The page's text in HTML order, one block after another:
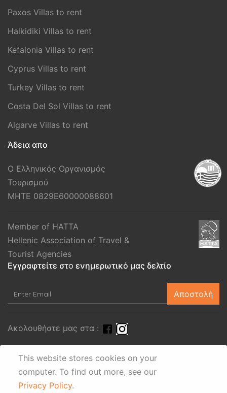
This website stores cookies on your
computer. To find out more, see our
Privacy Policy.
Paxos Villas to rent
Halkidiki Villas to rent
Kefalonia Villas to rent
Cyprus Villas to rent
Turkey Villas to rent
Costa Del Sol Villas to rent
Algarve Villas to rent
Άδεια απο
Ο Ελληνικός Οργανισμός
Τουρισμού
MHTE 0829E60000088601
Member of HATTA
Hellenic Association of Travel &
Tourist Agencies
Εγγραφτείτε στo ενημερωτικό μας δελτίο
Αποστολή
Ακολουθήστε μας στα :